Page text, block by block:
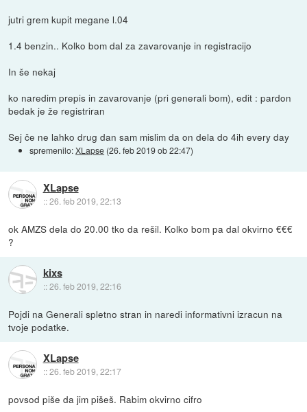
jutri grem kupit megane l.04
1.4 benzin.. Kolko bom dal za zavarovanje in registracijo
In še nekaj
ko naredim prepis in zavarovanje (pri generali bom), edit : pardon
bedak je že registriran
Sej če ne lahko drug dan sam mislim da on dela do 4ih every day
spremenilo:XLapse (26. feb 2019 ob 22:47)
XLapse
::26. feb 2019, 22:13
ok AMZS dela do 20.00 tko da rešil. Kolko bom pa dal okvirno €€€
?
kixs
::26. feb 2019, 22:16
Pojdi na Generali spletno stran in naredi informativni izracun na
tvoje podatke.
XLapse
::26. feb 2019, 22:17
povsod piše da jim pišeš. Rabim okvirno cifro